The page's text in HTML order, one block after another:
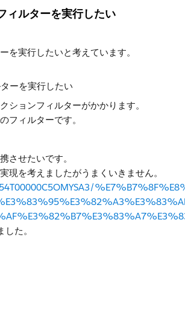
ィルターを実行したい
を実行したいと考えています。
ションフィルターがかかります。
フィルターです。
させたいです。
現を考えましたがうまくいきません。
た。